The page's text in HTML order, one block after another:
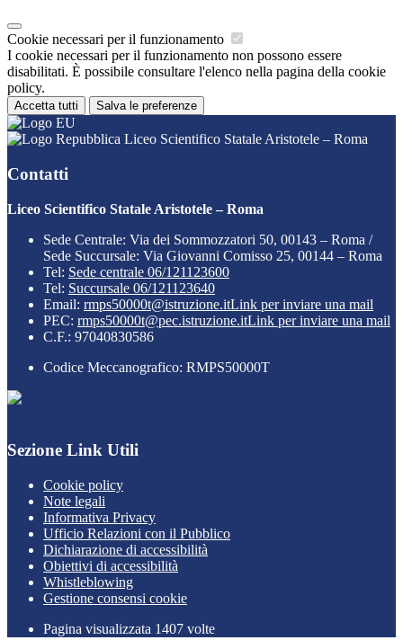
Cookie necessari per il funzionamento
I cookie necessari per il funzionamento non possono essere
disabilitati. È possibile consultare l'elenco nella pagina della cookie
policy.
Accetta tutti Salva le preferenze
Liceo Scientifico Statale Aristotele – Roma
Contatti
Liceo Scientifico Statale Aristotele – Roma
Sede Centrale: Via dei Sommozzatori 50, 00143 – Roma /
Sede Succursale: Via Giovanni Comisso 25, 00144 – Roma
Tel: Sede centrale 06/121123600
Tel: Succursale 06/121123640
Email: rmps50000t@istruzione.itLink per inviare una mail
PEC: rmps50000t@pec.istruzione.itLink per inviare una mail
C.F.: 97040830586
Codice Meccanografico: RMPS50000T
Sezione Link Utili
Cookie policy
Note legali
Informativa Privacy
Ufficio Relazioni con il Pubblico
Dichiarazione di accessibilità
Obiettivi di accessibilità
Whistleblowing
Gestione consensi cookie
Pagina visualizzata 1407 volte